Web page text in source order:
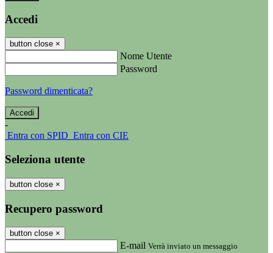
Accedi
button close ×
Nome Utente
Password
Password dimenticata?
-
Entra con SPID Entra con CIE
Seleziona utente
button close ×
Recupero password
button close ×
E-mail Verrà inviato un messaggio